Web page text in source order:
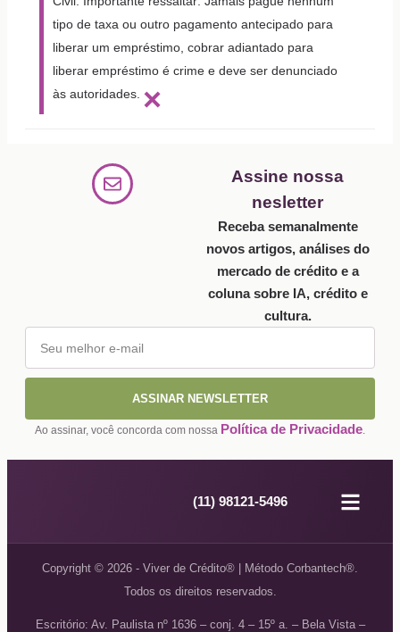
tipo de taxa ou outro pagamento antecipado para
liberar um empréstimo, cobrar adiantado para
liberar empréstimo é crime e deve ser denunciado
às autoridades. ×
Assine nossa
nesletter
Receba semanalmente
novos artigos, análises do
mercado de crédito e a
coluna sobre IA, crédito e
cultura.
ASSINAR NEWSLETTER
Ao assinar, você concorda com nossa Política de Privacidade.
(11) 98121-5496
Copyright © 2026 - Viver de Crédito® | Método Corbantech®.
Todos os direitos reservados.
Escritório: Av. Paulista nº 1636 – conj. 4 – 15º a. – Bela Vista –